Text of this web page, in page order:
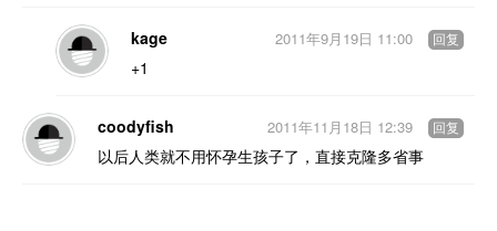
kage
+1
2011年9月19日 11:00 回复
coodyfish
以后人类就不用怀孕生孩子了，直接克隆多省事
2011年11月18日 12:39 回复